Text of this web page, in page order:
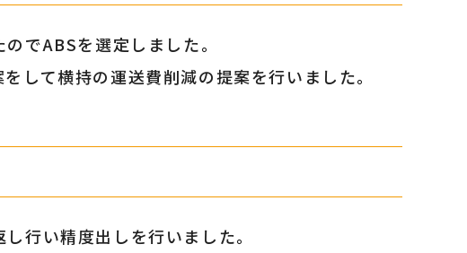
でABSを選定しました。
して横持の運送費削減の提案を行いました。
行い精度出しを行いました。